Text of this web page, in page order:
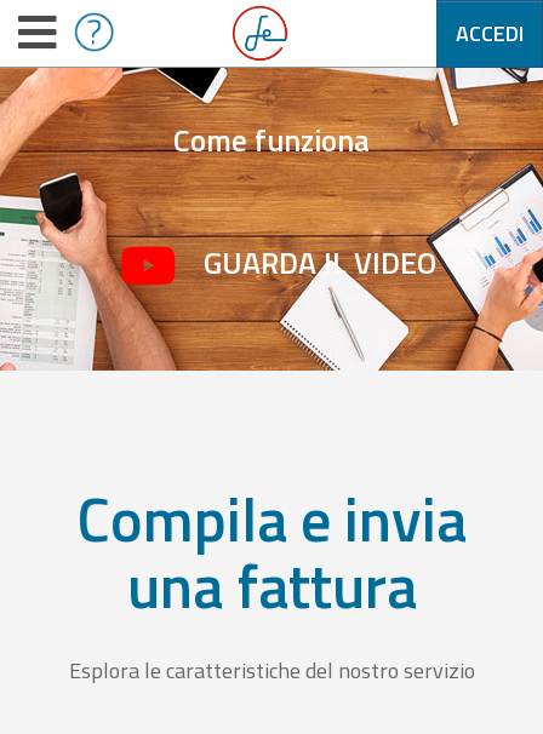
ACCEDI
Come funziona
GUARDA IL VIDEO
Compila e invia
una fattura
Esplora le caratteristiche del nostro servizio